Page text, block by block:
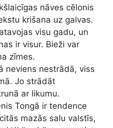
nāves cēlonis
krišana uz galvas.
visu gadu, un
ir visur. Bieži var
zīmes.
neviens nestrādā, viss
Jo strādāt
ar likumu.
Tongā ir tendence
mazās salu valstīs,